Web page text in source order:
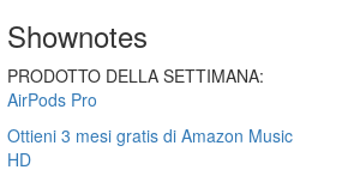
Shownotes
PRODOTTO DELLA SETTIMANA:
AirPods Pro
Ottieni 3 mesi gratis di Amazon Music
HD